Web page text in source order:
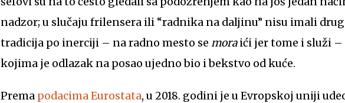
nadzor; u slučaju frilensera ili “radnika na daljinu” nisu imali
tradicija po inerciji – na radno mesto se moraići jer tome i služi –
kojima je odlazak na posao ujedno bio i bekstvo od kuće.
Prema podacima Eurostata, u 2018. godini je u Evropskoj uniji